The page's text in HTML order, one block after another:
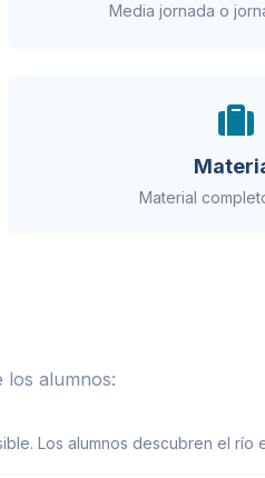
Media jornada o
Material
los alumnos:
Los alumnos descubren el